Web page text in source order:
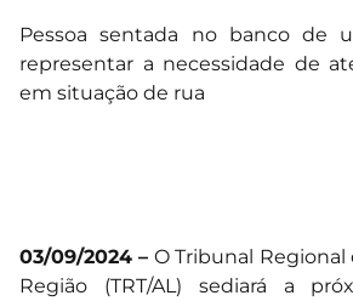
Pessoa sentada no banco de
representar a necessidade de
em situação de rua
03/09/2024 –O Tribunal Regional
Região (TRT/AL) sediará a